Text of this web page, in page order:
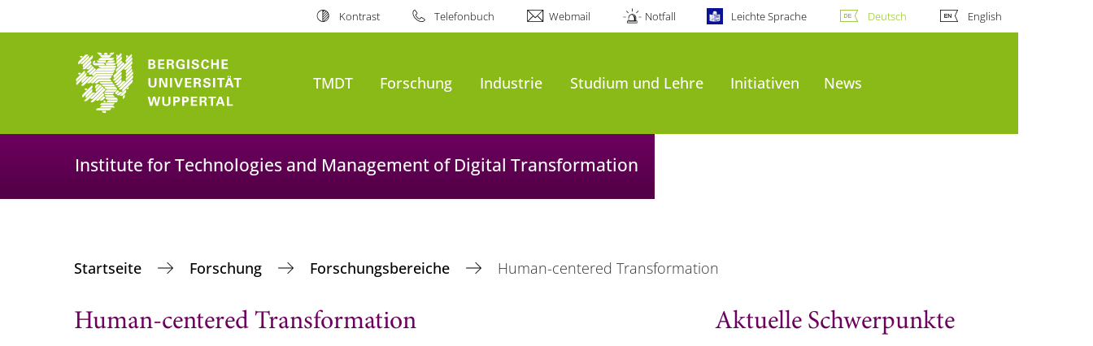
Kontrast Telefonbuch Webmail Notfall Leichte Sprache Deutsch English
TMDT Forschung Industrie Studium und Lehre Initiativen News
Institute for Technologies and Management of Digital Transformation
Startseite Forschung Forschungsbereiche Human-centered Transformation
Human-centered Transformation Aktuelle Schwerpunkte